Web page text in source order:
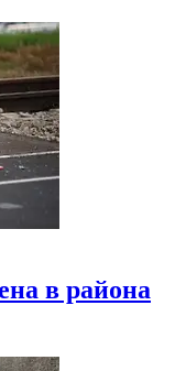
в района